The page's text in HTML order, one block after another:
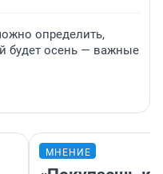
определить,
будет осень — важные
МНЕНИЕ